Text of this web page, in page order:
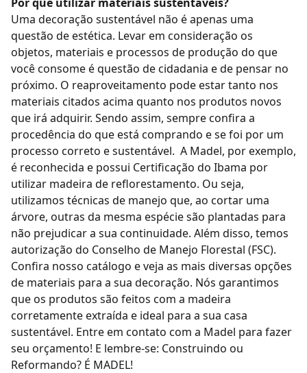
Uma decoração sustentável não é apenas uma
questão de estética. Levar em consideração os
objetos, materiais e processos de produção do que
você consome é questão de cidadania e de pensar no
próximo. O reaproveitamento pode estar tanto nos
materiais citados acima quanto nos produtos novos
que irá adquirir. Sendo assim, sempre confira a
procedência do que está comprando e se foi por um
processo correto e sustentável. A Madel, por exemplo,
é reconhecida e possui Certificação do Ibama por
utilizar madeira de reflorestamento. Ou seja,
utilizamos técnicas de manejo que, ao cortar uma
árvore, outras da mesma espécie são plantadas para
não prejudicar a sua continuidade. Além disso, temos
autorização do Conselho de Manejo Florestal (FSC).
Confira nosso catálogo e veja as mais diversas opções
de materiais para a sua decoração. Nós garantimos
que os produtos são feitos com a madeira
corretamente extraída e ideal para a sua casa
sustentável. Entre em contato com a Madel para fazer
seu orçamento! E lembre-se: Construindo ou
Reformando? É MADEL!